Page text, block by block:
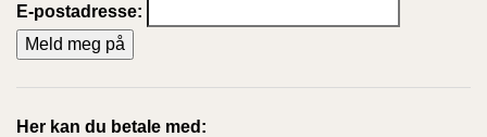
E-postadresse:
Her kan du betale med: